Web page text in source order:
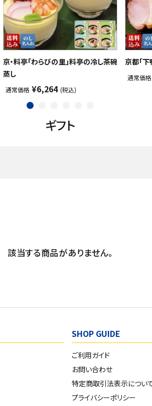
京・料亭「わらびの里」料亭の冷し茶碗
蒸し
通常価格 ¥6,264 (税込)
京都「
通常価格
ギフト
該当する商品がありません。
SHOP GUIDE
ご利用ガイド
お問い合わせ
特定商取引法表示につい
プライバシーポリシー